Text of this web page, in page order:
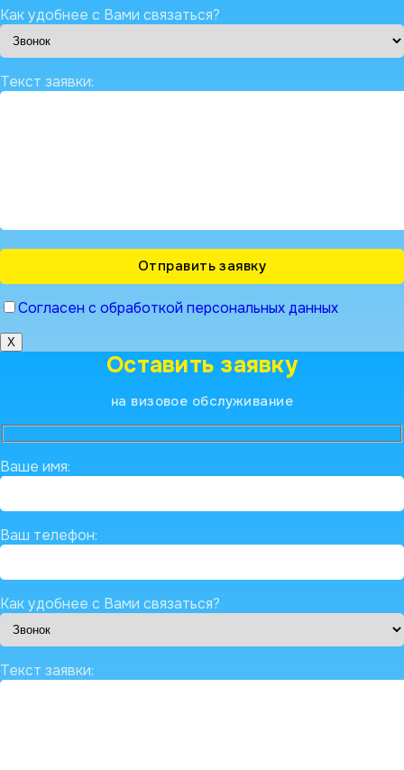
Как удобнее с Вами связаться?
Текст заявки:
Согласен с обработкой персональных данных
X
Оставить заявку
на визовое обслуживание
Ваше имя:
Ваш телефон:
Как удобнее с Вами связаться?
Текст заявки: